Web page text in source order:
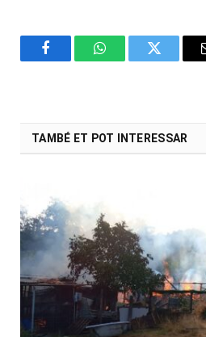
FacebookWhatsAppTwitter
TAMBÉ ET POT INTERESSAR